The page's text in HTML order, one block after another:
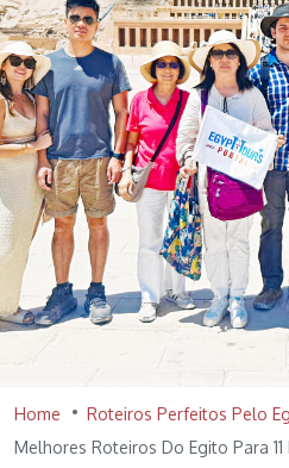
Home
Roteiros Perfeitos Pelo
Melhores Roteiros Do Egito Para 11